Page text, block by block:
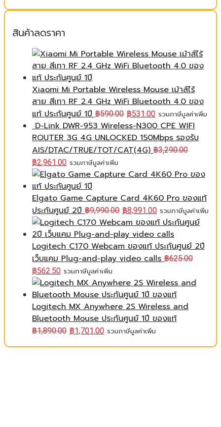
สินค้าลดราคา
Xiaomi Mi Portable Wireless Mouse เม้าส์ไร้
สาย สีเทา RF 2.4 GHz WiFi Bluetooth 4.0 ของ
แท้ ประกันศูนย์ 1ปี ฿590.00 ฿531.00 รวมภาษีมูลค่าเพิ่ม
D-Link DWR-953 Wireless-N300 CPE WIFI
ROUTER 3G 4G UNLOCKED 150Mbps รองรับ
AIS/DTAC/TRUE/TOT/CAT(4G) ฿3,290.00
฿2,961.00 รวมภาษีมูลค่าเพิ่ม
Elgato Game Capture Card 4K60 Pro ของแท้
ประกันศูนย์ 2ปี ฿9,990.00 ฿8,991.00 รวมภาษีมูลค่าเพิ่ม
Logitech C170 Webcam ของแท้ ประกันศูนย์ 2ปี
เว็บแคม Plug-and-play video calls ฿625.00
฿562.50 รวมภาษีมูลค่าเพิ่ม
Logitech MX Anywhere 2S Wireless and
Bluetooth Mouse ประกันศูนย์ 1ปี ของแท้
฿1,890.00 ฿1,701.00 รวมภาษีมูลค่าเพิ่ม